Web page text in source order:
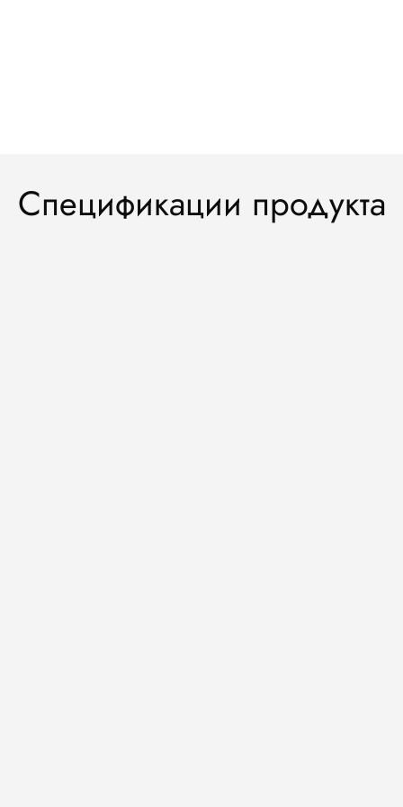
Спецификации продукта